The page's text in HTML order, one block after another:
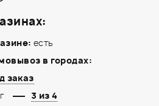
есть
в городах:
заказ
3 из 4